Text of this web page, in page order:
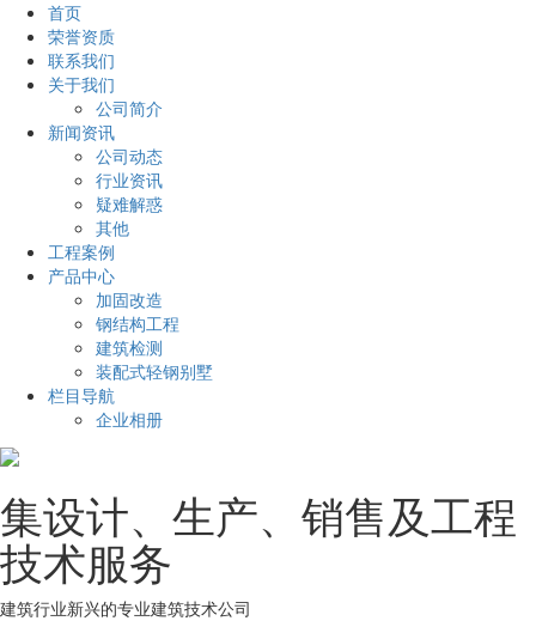
首页
荣誉资质
联系我们
关于我们
公司简介
新闻资讯
公司动态
行业资讯
疑难解惑
其他
工程案例
产品中心
加固改造
钢结构工程
建筑检测
装配式轻钢别墅
栏目导航
企业相册
集设计、生产、销售及工程
技术服务
建筑行业新兴的专业建筑技术公司